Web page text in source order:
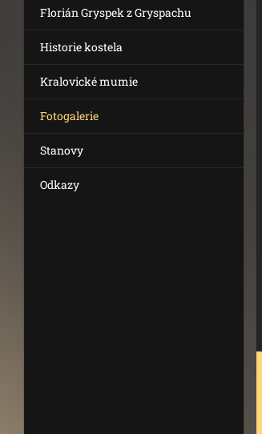
Florián Gryspek z Gryspachu
Historie kostela
Kralovické mumie
Fotogalerie
Stanovy
Odkazy